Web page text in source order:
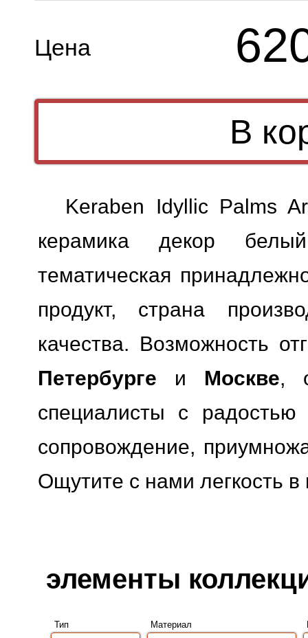
Цена
Keraben Idyllic Palms
керамика декор
тематическая
продукт, страна
качества. Возможность
Петербурге и Москве,
специалисты с радостью
сопровождение,
Ощутите с нами легкость
элементы
Тип Материал